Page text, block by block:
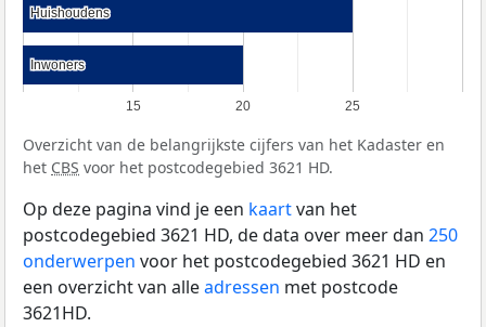
15 20 25
Huishoudens
Huishoudens
Inwoners
Inwoners
Overzicht van de belangrijkste cijfers van het Kadaster en
het CBS voor het postcodegebied 3621 HD.
Op deze pagina vind je een kaartvan het
postcodegebied 3621 HD, de data over meer dan 250
onderwerpen voor het postcodegebied 3621 HD en
een overzicht van alleadressen met postcode
3621HD.